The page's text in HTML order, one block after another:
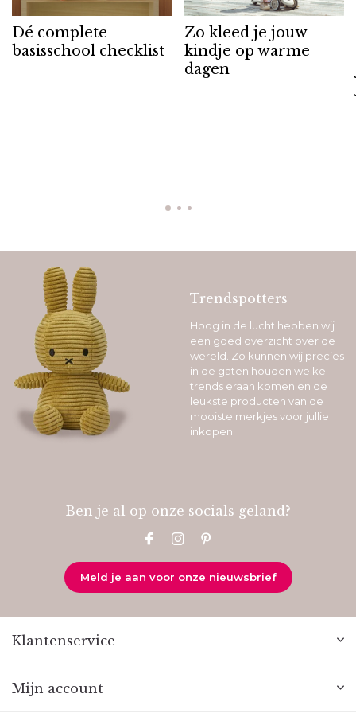
Dé complete
basisschool checklist
Zo kleed je jouw
kindje op warme
dagen
Trendspotters
Hoog in de lucht hebben wij
een goed overzicht over de
wereld. Zo kunnen wij precies
in de gaten houden welke
trends eraan komen en de
leukste producten van de
mooiste merkjes voor jullie
inkopen.
Ben je al op onze socials geland?
Meld je aan voor onze nieuwsbrief
Klantenservice
Mijn account